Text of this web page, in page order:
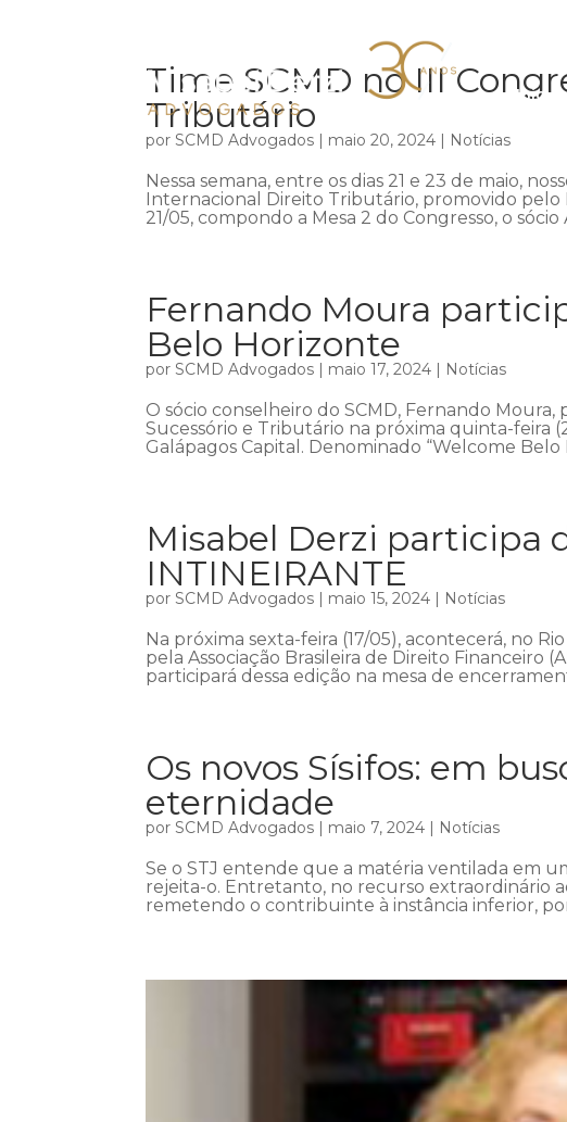
Início
Time SCMD no III
Tributário
porSCMD Advogados | maio 20, 2024 | Notícias
Nessa semana, entre os dias 21 e 23 de maio,
Internacional Direito Tributário, promovido
21/05, compondo a Mesa 2 do Congresso, o
Fernando Moura
Belo Horizonte
porSCMD Advogados | maio 17, 2024 | Notícias
O sócio conselheiro do SCMD, Fernando
Sucessório e Tributário na próxima quinta-feira
Galápagos Capital. Denominado “Welcome
Misabel Derzi participa
INTINEIRANTE
porSCMD Advogados | maio 15, 2024 | Notícias
Na próxima sexta-feira (17/05), acontecerá, no
pela Associação Brasileira de Direito Financeiro
participará dessa edição na mesa de
Os novos Sísifos: em
eternidade
porSCMD Advogados | maio 7, 2024 | Notícias
Se o STJ entende que a matéria ventilada em
rejeita-o. Entretanto, no recurso extraordinário
remetendo o contribuinte à instância inferior,